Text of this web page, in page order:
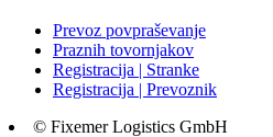
Prevoz povpraševanje
Praznih tovornjakov
Registracija | Stranke
Registracija | Prevoznik
© Fixemer Logistics GmbH